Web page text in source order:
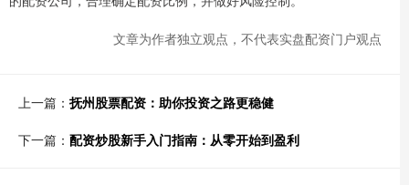
文章为作者独立观点，不代表实盘配资门户观点
上一篇： 抚州股票配资：助你投资之路更稳健
下一篇： 配资炒股新手入门指南：从零开始到盈利